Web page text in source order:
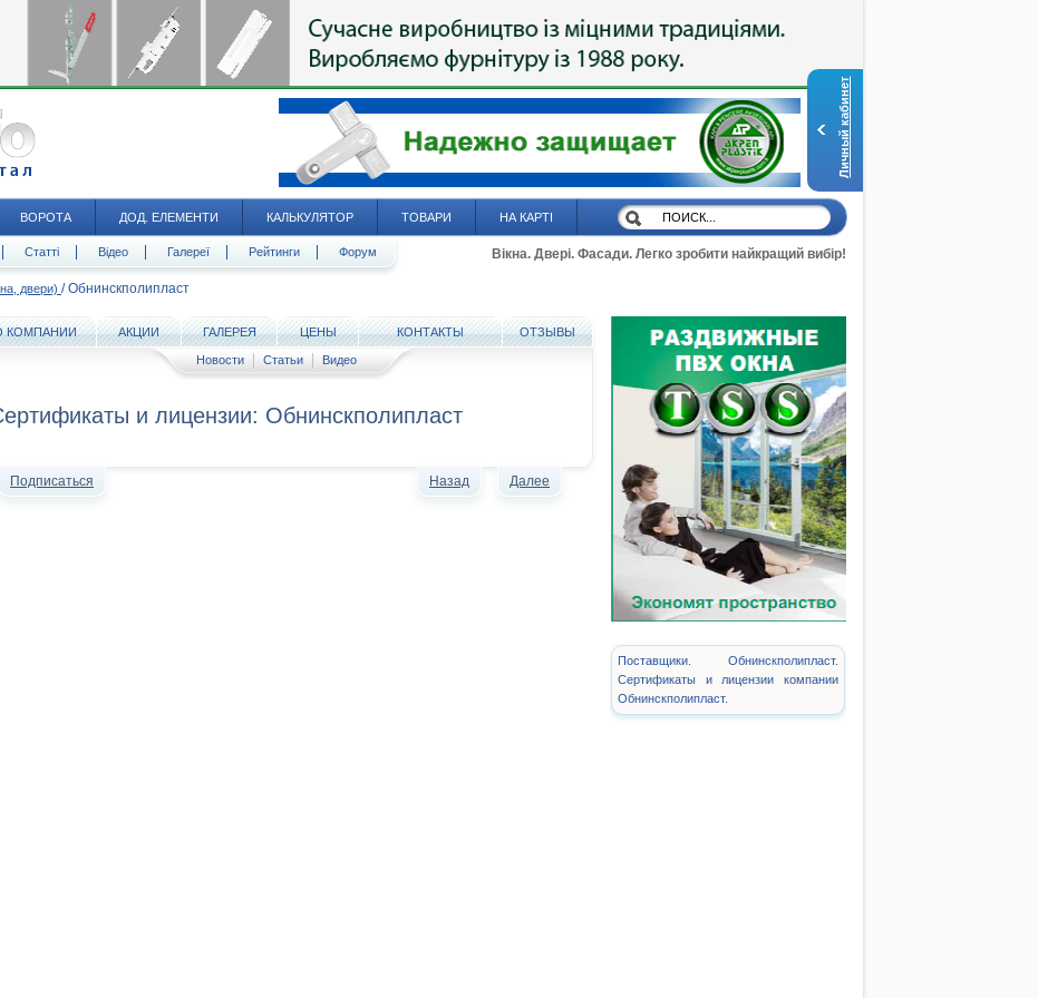
Личный кабинет
ВОРОТА ДОД. ЕЛЕМЕНТИ КАЛЬКУЛЯТОР ТОВАРИ НА КАРТІ
Статті Відео Галереї Рейтинги Форум Вікна. Двері. Фасади. Легко зробити найкращий вибір!
двери) / Обнинскполипласт
КОМПАНИИ АКЦИИ ГАЛЕРЕЯ ЦЕНЫ КОНТАКТЫ ОТЗЫВЫ
Новости Статьи Видео
и лицензии: Обнинскполипласт
Подписаться Назад Далее
Поставщики. Обнинскполипласт.
Сертификаты и лицензии компании
Обнинскполипласт.